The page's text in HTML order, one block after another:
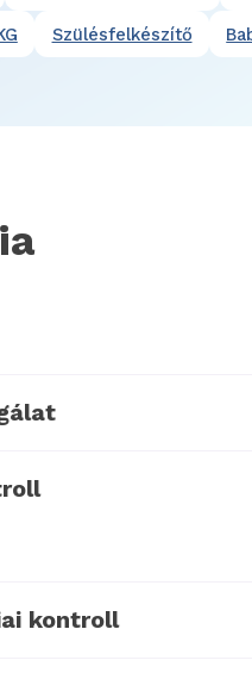
Szülésfelkészítő
kontroll